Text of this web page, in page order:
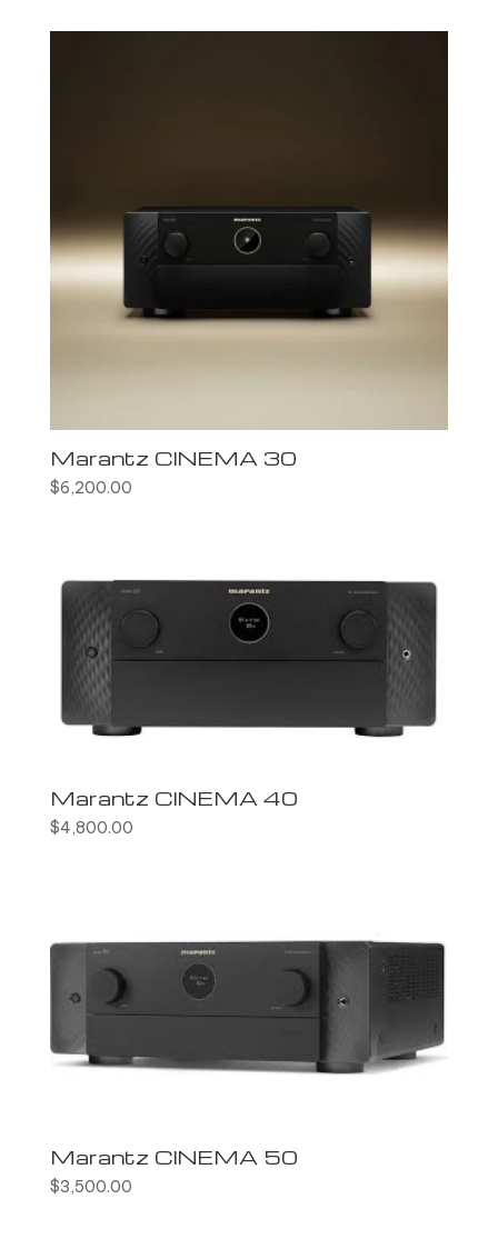
Marantz CINEMA 30
$6,200.00
Marantz CINEMA 40
$4,800.00
Marantz CINEMA 50
$3,500.00